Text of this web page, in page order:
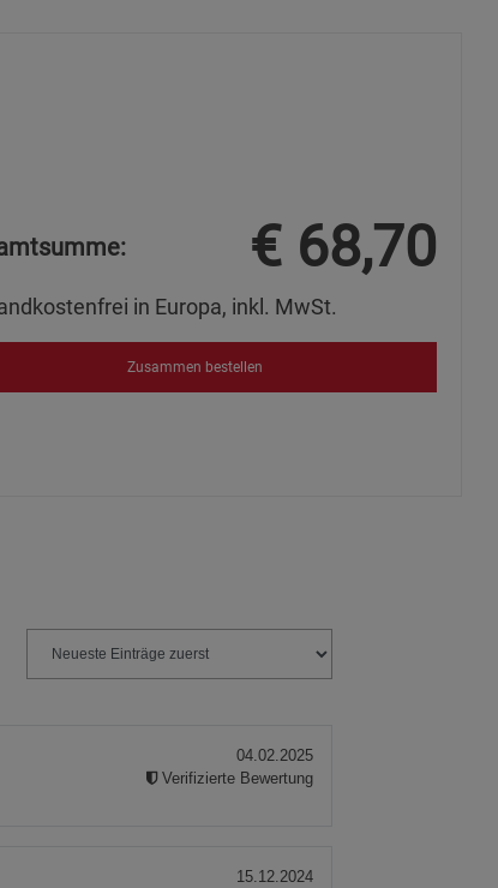
€ 68,70
in Europa, inkl. MwSt.
Zusammen bestellen
04.02.2025
Verifizierte Bewertung
15.12.2024